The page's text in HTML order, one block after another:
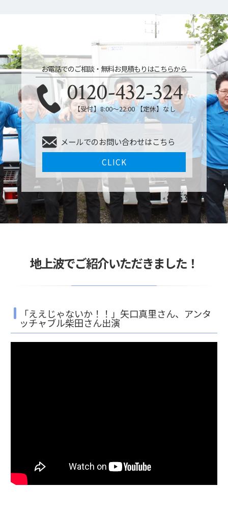
お電話でのご相談・無料お見積もりはこちらから
0120-432-324
【受付】8:00〜22:00 【定休】なし
メールでのお問い合わせはこちら
CLICK
地上波でご紹介いただきました！
「ええじゃないか！！」矢口真里さん、アンタ
ッチャブル柴田さん出演